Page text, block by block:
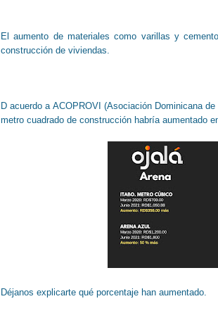
El aumento de materiales como varillas y
construcción de viviendas.
D acuerdo a ACOPROVI (Asociación Dominicana
metro cuadrado de construcción habría aumentado
Déjanos explicarte qué porcentaje han aumentado.